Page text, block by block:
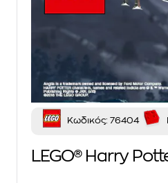
Κωδικός: 76404
LEGO® Harry